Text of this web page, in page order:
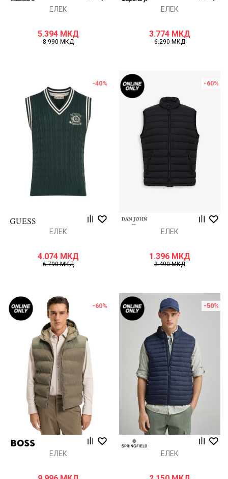
ЕЛЕК
5.394 МКД
8.990МКД
ЕЛЕК
3.774 МКД
6.290МКД
-40%
ЕЛЕК
4.074 МКД
6.790МКД
-60%
ЕЛЕК
1.396 МКД
3.490МКД
-60%
ЕЛЕК
-50%
ЕЛЕК